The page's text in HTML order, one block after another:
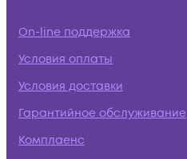
On-line поддержка
Условия оплаты
Условия доставки
Гарантийное обслуживание
Комплаенс